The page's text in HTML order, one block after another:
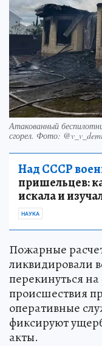
Атакованный
сгорел. Фото:
Над СССР
пришельцев:
искала и
НАУКА
Пожарные
ликвидировали
перекинуться
происшествия
оперативные
фиксируют
акты.